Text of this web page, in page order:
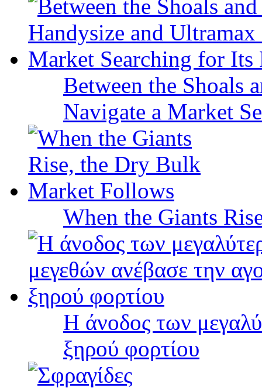
Between the Shoals
Navigate a Market
When the Giants
Η άνοδος των
ξηρού φορτίου